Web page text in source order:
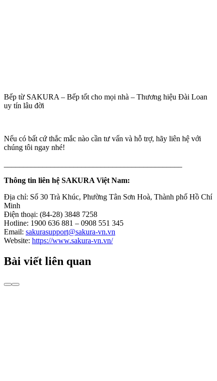
Bếp từ SAKURA – Bếp tốt cho mọi nhà – Thương hiệu Đài Loan
uy tín lâu đời
Nếu có bất cứ thắc mắc nào cần tư vấn và hỗ trợ, hãy liên hệ với
chúng tôi ngay nhé!
Thông tin liên hệ SAKURA Việt Nam:
Địa chỉ: Số 30 Trà Khúc, Phường Tân Sơn Hoà, Thành phố Hồ Chí
Minh
Điện thoại: (84-28) 3848 7258
Hotline: 1900 636 881 – 0908 551 345
Email: sakurasupport@sakura-vn.vn
Website: https://www.sakura-vn.vn/
Bài viết liên quan